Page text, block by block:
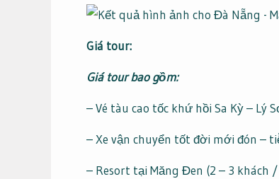
Giá tour:
Giá tour bao gồm:
– Vé tàu cao tốc khứ hồi Sa Kỳ – Lý
– Xe vận chuyển tốt đời mới đón –
– Resort tại Măng Đen (2 – 3 khách